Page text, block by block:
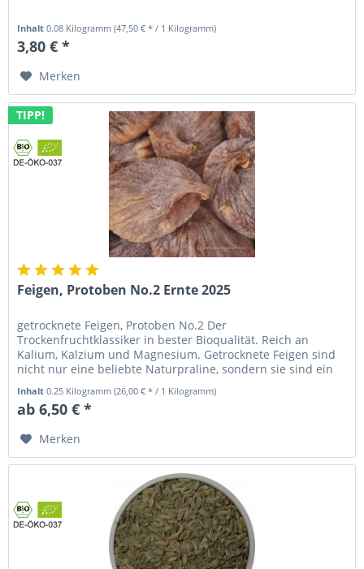
Inhalt0.08 Kilogramm(47,50 € * / 1 Kilogramm)
3,80 € *
Merken
TIPP!
Feigen, Protoben No.2 Ernte 2025
getrocknete Feigen, Protoben No.2 Der
Trockenfruchtklassiker in bester Bioqualität. Reich an
Kalium, Kalzium und Magnesium. Getrocknete Feigen sind
nicht nur eine beliebte Naturpraline, sondern sie sind ein
Inhalt0.25 Kilogramm(26,00 € * / 1 Kilogramm)
ab 6,50 € *
Merken